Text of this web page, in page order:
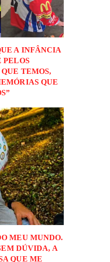
A INFÂNCIA
PELOS
TEMOS,
QUE
MEU MUNDO.
DÚVIDA, A
QUE ME